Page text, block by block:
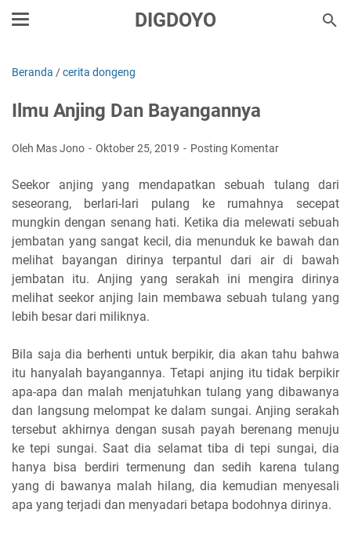
DIGDOYO
Beranda /cerita dongeng
Ilmu Anjing Dan Bayangannya
Oleh Mas Jono Oktober 25, 2019 Posting Komentar
Seekor anjing yang mendapatkan sebuah tulang dari
seseorang, berlari-lari pulang ke rumahnya secepat
mungkin dengan senang hati. Ketika dia melewati sebuah
jembatan yang sangat kecil, dia menunduk ke bawah dan
melihat bayangan dirinya terpantul dari air di bawah
jembatan itu. Anjing yang serakah ini mengira dirinya
melihat seekor anjing lain membawa sebuah tulang yang
lebih besar dari miliknya.
Bila saja dia berhenti untuk berpikir, dia akan tahu bahwa
itu hanyalah bayangannya. Tetapi anjing itu tidak berpikir
apa-apa dan malah menjatuhkan tulang yang dibawanya
dan langsung melompat ke dalam sungai. Anjing serakah
tersebut akhirnya dengan susah payah berenang menuju
ke tepi sungai. Saat dia selamat tiba di tepi sungai, dia
hanya bisa berdiri termenung dan sedih karena tulang
yang di bawanya malah hilang, dia kemudian menyesali
apa yang terjadi dan menyadari betapa bodohnya dirinya.